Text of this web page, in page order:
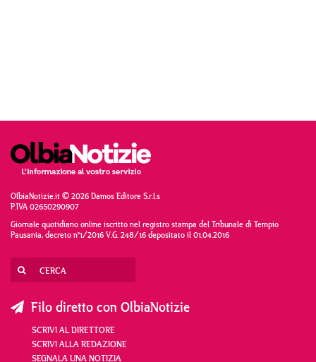
OlbiaNotizie.it © 2026 Damos Editore S.r.l.s
P.IVA 02650290907
Giornale quotidiano online iscritto nel registro stampa del Tribunale di Tempio
Pausania, decreto n°1/2016 V.G. 248/16 depositato il 01.04.2016
Filo diretto con OlbiaNotizie
SCRIVI AL DIRETTORE
SCRIVI ALLA REDAZIONE
SEGNALA UNA NOTIZIA